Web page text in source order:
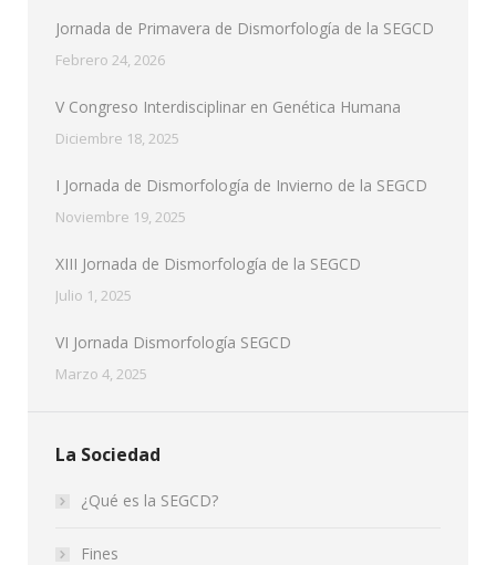
Jornada de Primavera de Dismorfología de la SEGCD
Febrero 24, 2026
V Congreso Interdisciplinar en Genética Humana
Diciembre 18, 2025
I Jornada de Dismorfología de Invierno de la SEGCD
Noviembre 19, 2025
XIII Jornada de Dismorfología de la SEGCD
Julio 1, 2025
VI Jornada Dismorfología SEGCD
Marzo 4, 2025
La Sociedad
¿Qué es la SEGCD?
Fines